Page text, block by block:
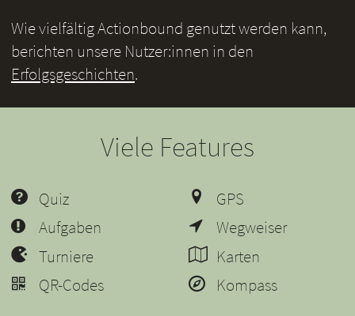
Wie vielfältig Actionbound genutzt werden kann,
berichten unsere Nutzer:innen in den
Erfolgsgeschichten.
Viele Features
Quiz
Aufgaben
Turniere
QR-Codes
GPS
Wegweiser
Karten
Kompass